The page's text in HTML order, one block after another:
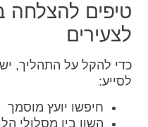
טיפים להצלחה
לצעירים
כדי להקל על התהליך,
לסייע:
חיפשו יועץ מוסמך
השוו בין מסלולי